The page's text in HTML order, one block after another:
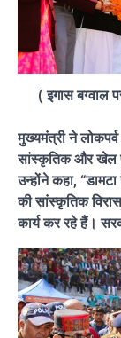
( इगास बग्वाल
मुख्यमंत्री ने
सांस्कृतिक और खेल
उन्होंने कहा,
की सांस्कृतिक
कार्य कर रहे हैं।